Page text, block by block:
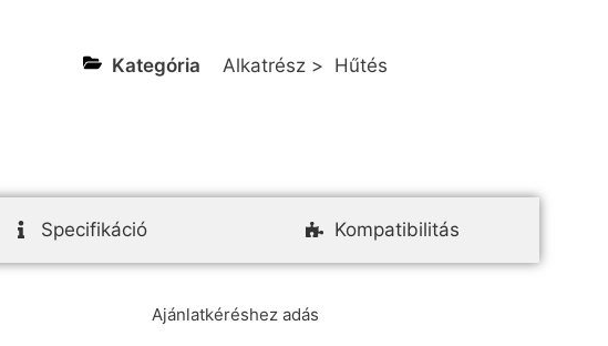
Kategória Alkatrész > Hűtés
Specifikáció Kompatibilitás
Ajánlatkéréshez adás